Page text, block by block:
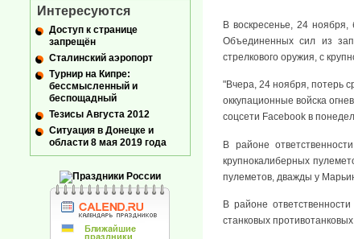
В воскресенье, 24
Объединенных сил из
стрелкового оружия, с
"Вчера, 24 ноября, потерь
оккупационные войска
соцсети Facebook в
В районе
крупнокалиберных
пулеметов, дважды у
В районе
станковых
Интересуются
Доступ к странице
запрещён
Сталинский аэропорт
Турнир на Кипре:
бессмысленный и
беспощадный
Тезисы Августа 2012
Ситуация в Донецке и
области 8 мая 2019 года